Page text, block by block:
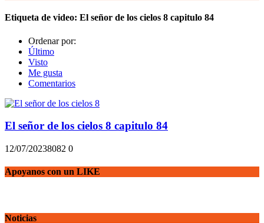
Etiqueta de video: El señor de los cielos 8 capitulo 84
Ordenar por:
Último
Visto
Me gusta
Comentarios
El señor de los cielos 8 capitulo 84
12/07/20238082 0
Apoyanos con un LIKE
Noticias